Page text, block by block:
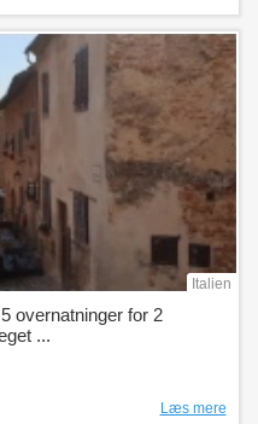
Italien
overnatninger for 2
...
Læs mere